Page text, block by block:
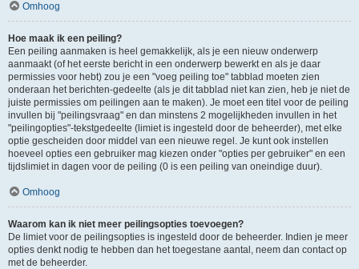
Omhoog
Hoe maak ik een peiling?
Een peiling aanmaken is heel gemakkelijk, als je een nieuw onderwerp
aanmaakt (of het eerste bericht in een onderwerp bewerkt en als je daar
permissies voor hebt) zou je een "voeg peiling toe" tabblad moeten zien
onderaan het berichten-gedeelte (als je dit tabblad niet kan zien, heb je niet de
juiste permissies om peilingen aan te maken). Je moet een titel voor de peiling
invullen bij "peilingsvraag" en dan minstens 2 mogelijkheden invullen in het
"peilingopties"-tekstgedeelte (limiet is ingesteld door de beheerder), met elke
optie gescheiden door middel van een nieuwe regel. Je kunt ook instellen
hoeveel opties een gebruiker mag kiezen onder "opties per gebruiker" en een
tijdslimiet in dagen voor de peiling (0 is een peiling van oneindige duur).
Omhoog
Waarom kan ik niet meer peilingsopties toevoegen?
De limiet voor de peilingsopties is ingesteld door de beheerder. Indien je meer
opties denkt nodig te hebben dan het toegestane aantal, neem dan contact op
met de beheerder.